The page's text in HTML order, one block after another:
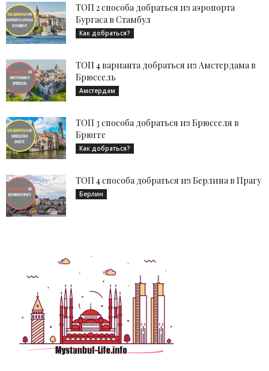
ТОП 2 способа добраться из аэропорта
Бургаса в Стамбул
Как добраться?
ТОП 4 варианта добраться из Амстердама в
Брюссель
Амстердам
ТОП 3 способа добраться из Брюсселя в
Брюгге
Как добраться?
ТОП 4 способа добраться из Берлина в Прагу
Берлин